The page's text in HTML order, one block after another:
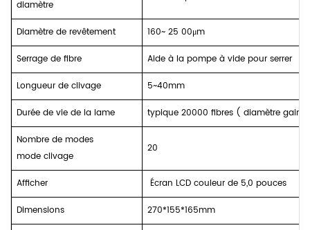
diamètre
Diamètre de revêtement 160~ 25 00μm
Serrage de fibre Aide à la pompe à vide pour serrer
Longueur de clivage 5~40mm
Durée de vie de la lame typique 20000 fibres ( diamètre gaine
Nombre de modes
mode clivage
20
Afficher Écran LCD couleur de 5,0 pouces
Dimensions 270*155*165mm